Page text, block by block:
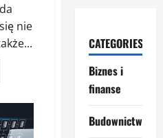
nie
CATEGORIES
Biznes i
finanse
Budownictwo